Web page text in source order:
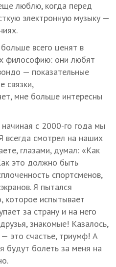
люблю, когда перед
электронную музыку —
всего ценят в
философию: они любят
— показательные
связки,
мне больше интересны
с 2000-го года мы
всегда смотрел на наших
глазами, думал: «Как
это должно быть
спортсменов,
Я пытался
которое испытывает
за страну и на него
знакомые! Казалось,
это счастье, триумф! А
будут болеть за меня на